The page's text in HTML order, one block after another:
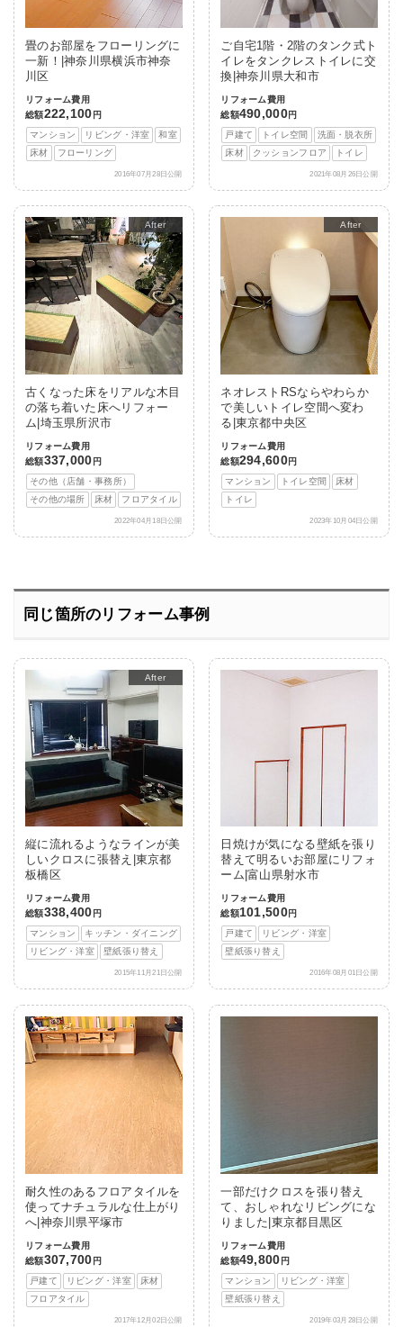
畳のお部屋をフローリングに
一新！|神奈川県横浜市神奈
川区
リフォーム費用
総額222,100 円
マンション
リビング・洋室
和室
床材
フローリング
2016年07月28日公開
ご自宅1階・2階のタンク式ト
イレをタンクレストイレに交
換|神奈川県大和市
リフォーム費用
総額490,000円
戸建て
トイレ空間
洗面・脱衣所
床材
クッションフロア トイレ
2021年08月26日公開
After
古くなった床をリアルな木目
の落ち着いた床へリフォー
ム|埼玉県所沢市
リフォーム費用
総額337,000 円
その他（店舗・事務所）
その他の場所
床材 フロアタイル
2022年04月18日公開
After
ネオレストRSならやわらか
で美しいトイレ空間へ変わ
る|東京都中央区
リフォーム費用
総額294,600円
マンション
トイレ空間
床材
トイレ
2023年10月04日公開
同じ箇所のリフォーム事例
After
縦に流れるようなラインが美
しいクロスに張替え|東京都
板橋区
リフォーム費用
総額338,400 円
マンション
キッチン・ダイニング
リビング・洋室
壁紙張り替え
2015年11月21日公開
日焼けが気になる壁紙を張り
替えて明るいお部屋にリフォ
ーム|富山県射水市
リフォーム費用
総額101,500円
戸建て
リビング・洋室
壁紙張り替え
2016年08月01日公開
耐久性のあるフロアタイルを
使ってナチュラルな仕上がり
へ|神奈川県平塚市
リフォーム費用
総額307,700 円
戸建て
リビング・洋室
床材
フロアタイル
2017年12月02日公開
一部だけクロスを張り替え
て、おしゃれなリビングにな
りました|東京都目黒区
リフォーム費用
総額49,800 円
マンション
リビング・洋室
壁紙張り替え
2019年03月28日公開